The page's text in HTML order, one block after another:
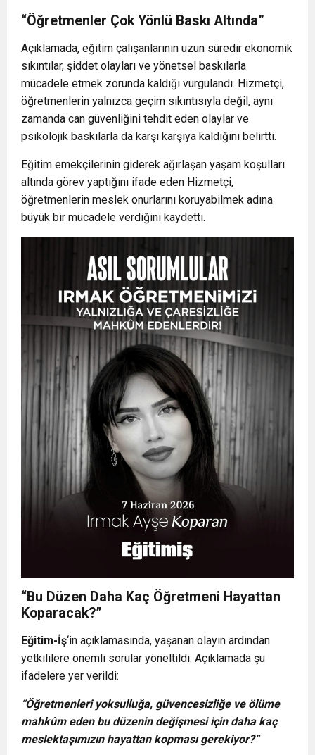
“Öğretmenler Çok Yönlü Baskı Altında”
Açıklamada, eğitim çalışanlarının uzun süredir ekonomik
sıkıntılar, şiddet olayları ve yönetsel baskılarla
mücadele etmek zorunda kaldığı vurgulandı. Hizmetçi,
öğretmenlerin yalnızca geçim sıkıntısıyla değil, aynı
zamanda can güvenliğini tehdit eden olaylar ve
psikolojik baskılarla da karşı karşıya kaldığını belirtti.
Eğitim emekçilerinin giderek ağırlaşan yaşam koşulları
altında görev yaptığını ifade eden Hizmetçi,
öğretmenlerin meslek onurlarını koruyabilmek adına
büyük bir mücadele verdiğini kaydetti.
“Bu Düzen Daha Kaç Öğretmeni Hayattan
Koparacak?”
Eğitim-İş‘in açıklamasında, yaşanan olayın ardından
yetkililere önemli sorular yöneltildi. Açıklamada şu
ifadelere yer verildi:
“Öğretmenleri yoksulluğa, güvencesizliğe ve ölüme
mahkûm eden bu düzenin değişmesi için daha kaç
meslektaşımızın hayattan kopması gerekiyor?”